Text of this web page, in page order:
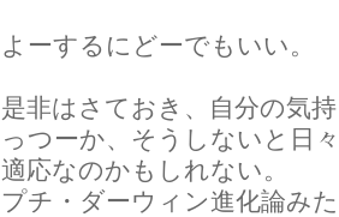
よーするにどーでもいい。
是非はさておき、自分の気
っつーか、そうしないと日
適応なのかもしれない。
プチ・ダーウィン進化論み